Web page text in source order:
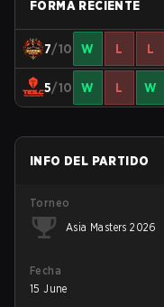
FORMA RECIENTE
7/10 W L L
5/10 W L W
INFO DEL PARTIDO
Torneo
Asia Masters 2026
Fecha
15 June